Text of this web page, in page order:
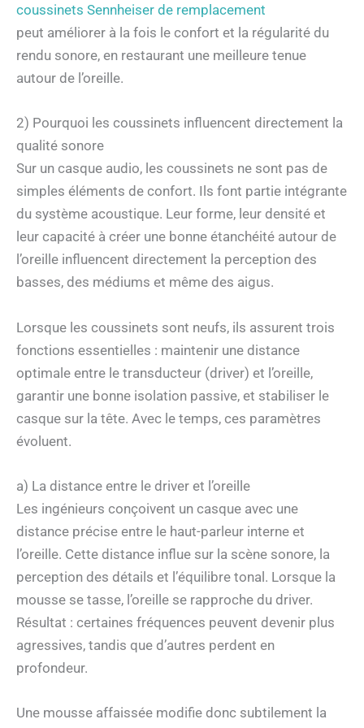
coussinets Sennheiser de remplacement
peut améliorer à la fois le confort et la régularité du
rendu sonore, en restaurant une meilleure tenue
autour de l’oreille.
2) Pourquoi les coussinets influencent directement la
qualité sonore
Sur un casque audio, les coussinets ne sont pas de
simples éléments de confort. Ils font partie intégrante
du système acoustique. Leur forme, leur densité et
leur capacité à créer une bonne étanchéité autour de
l’oreille influencent directement la perception des
basses, des médiums et même des aigus.
Lorsque les coussinets sont neufs, ils assurent trois
fonctions essentielles : maintenir une distance
optimale entre le transducteur (driver) et l’oreille,
garantir une bonne isolation passive, et stabiliser le
casque sur la tête. Avec le temps, ces paramètres
évoluent.
a) La distance entre le driver et l’oreille
Les ingénieurs conçoivent un casque avec une
distance précise entre le haut-parleur interne et
l’oreille. Cette distance influe sur la scène sonore, la
perception des détails et l’équilibre tonal. Lorsque la
mousse se tasse, l’oreille se rapproche du driver.
Résultat : certaines fréquences peuvent devenir plus
agressives, tandis que d’autres perdent en
profondeur.
Une mousse affaissée modifie donc subtilement la